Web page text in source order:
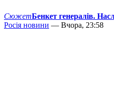
СюжетБенкет генералів.
Росія новини — Вчора, 23:58